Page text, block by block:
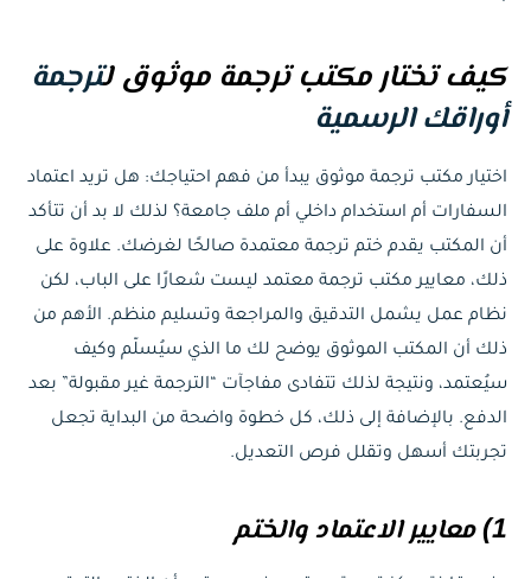
كيف تختار مكتب ترجمة موثوق لترجمة
أوراقك الرسمية
اختيار مكتب ترجمة موثوق يبدأ من فهم احتياجك: هل تريد اعتماد
السفارات أم استخدام داخلي أم ملف جامعة؟ لذلك لا بد أن تتأكد
أن المكتب يقدم ختم ترجمة معتمدة صالحًا لغرضك. علاوة على
ذلك، معايير مكتب ترجمة معتمد ليست شعارًا على الباب، لكن
نظام عمل يشمل التدقيق والمراجعة وتسليم منظم. الأهم من
ذلك أن المكتب الموثوق يوضح لك ما الذي سيُسلّم وكيف
سيُعتمد، ونتيجة لذلك تتفادى مفاجآت “الترجمة غير مقبولة” بعد
الدفع. بالإضافة إلى ذلك، كل خطوة واضحة من البداية تجعل
تجربتك أسهل وتقلل فرص التعديل.
1) معايير الاعتماد والختم